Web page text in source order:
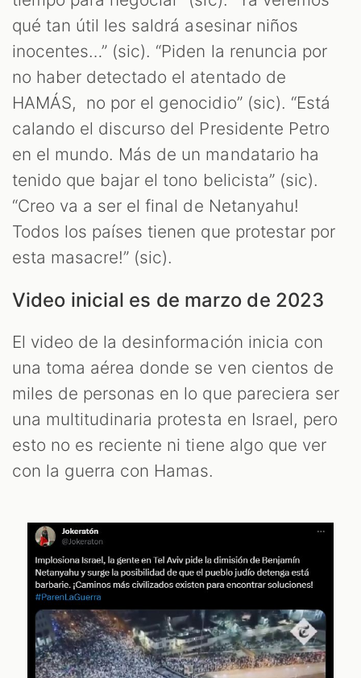
qué tan útil les saldrá asesinar niños
inocentes…” (sic). “Piden la renuncia por
no haber detectado el atentado de
HAMÁS, no por el genocidio” (sic). “Está
calando el discurso del Presidente Petro
en el mundo. Más de un mandatario ha
tenido que bajar el tono belicista” (sic).
“Creo va a ser el final de Netanyahu!
Todos los países tienen que protestar por
esta masacre!” (sic).
Video inicial es de marzo de 2023
El video de la desinformación inicia con
una toma aérea donde se ven cientos de
miles de personas en lo que pareciera ser
una multitudinaria protesta en Israel, pero
esto no es reciente ni tiene algo que ver
con la guerra con Hamas.